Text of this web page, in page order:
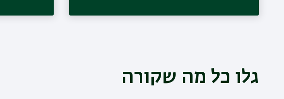
גלו כל מה שקורה